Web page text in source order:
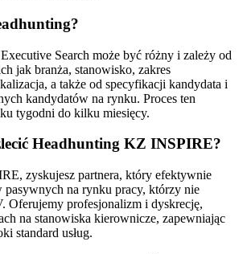
Search może być różny i zależy od
jak branża, stanowisko, zakres
a także od specyfikacji kandydata i
kandydatów na rynku. Proces ten
tygodni do kilku miesięcy.
Headhunting KZ INSPIRE?
zyskujesz partnera, który efektywnie
pasywnych na rynku pracy, którzy nie
Oferujemy profesjonalizm i dyskrecję,
na stanowiska kierownicze, zapewniając
standard usług.